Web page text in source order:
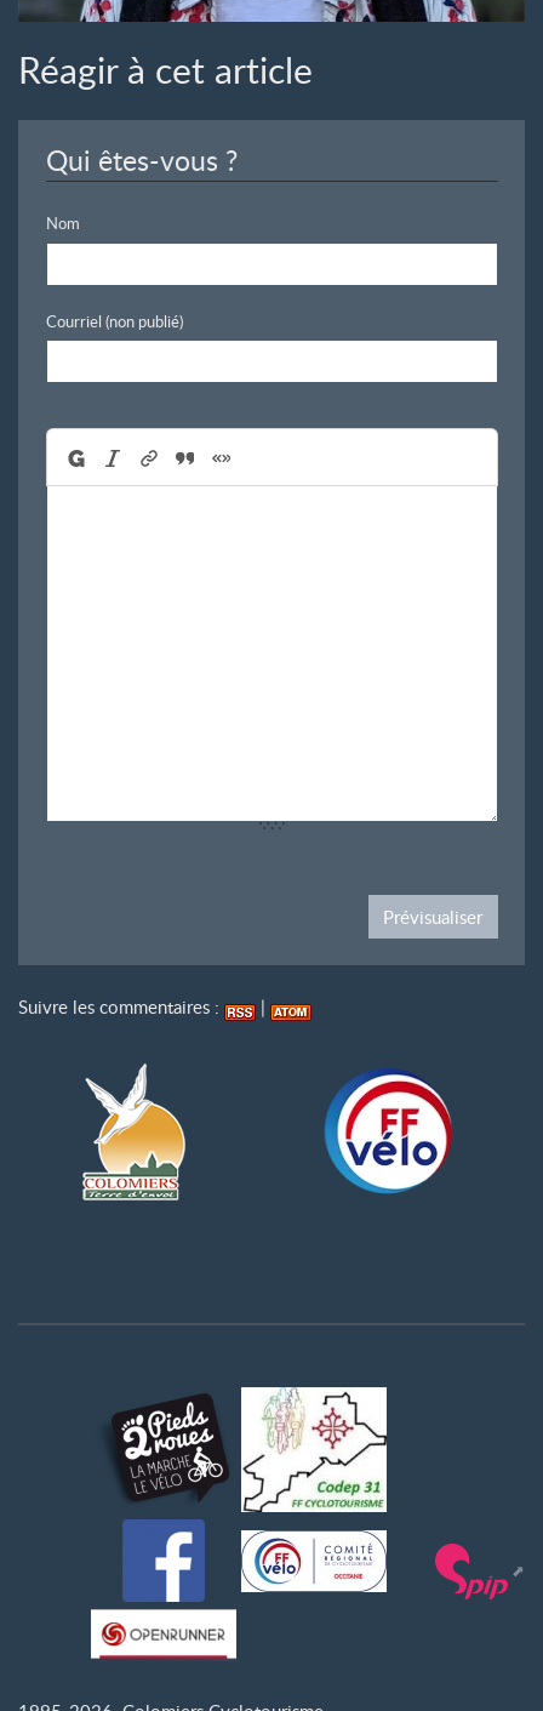
Réagir à cet article
Qui êtes-vous ?
Nom
Courriel (non publié)
Suivre les commentaires : |